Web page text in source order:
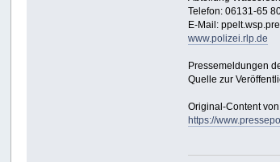
Telefon: 06131-65
E-Mail:
www.polizei.rlp.de
Pressemeldungen
Quelle zur
Original-Content
https://